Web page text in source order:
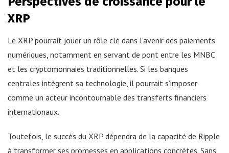
XRP
Le XRP pourrait jouer un rôle clé dans l’avenir des paiements
numériques, notamment en servant de pont entre les MNBC
et les cryptomonnaies traditionnelles. Si les banques
centrales intègrent sa technologie, il pourrait s’imposer
comme un acteur incontournable des transferts financiers
internationaux.
Toutefois, le succès du XRP dépendra de la capacité de Ripple
à transformer ses promesses en applications concrètes. Sans